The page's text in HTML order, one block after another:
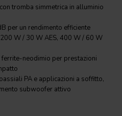
tromba simmetrica in alluminio
per un rendimento efficiente
W / 30 W AES, 400 W / 60 W
neodimio per prestazioni
PA e applicazioni a soffitto,
subwoofer attivo